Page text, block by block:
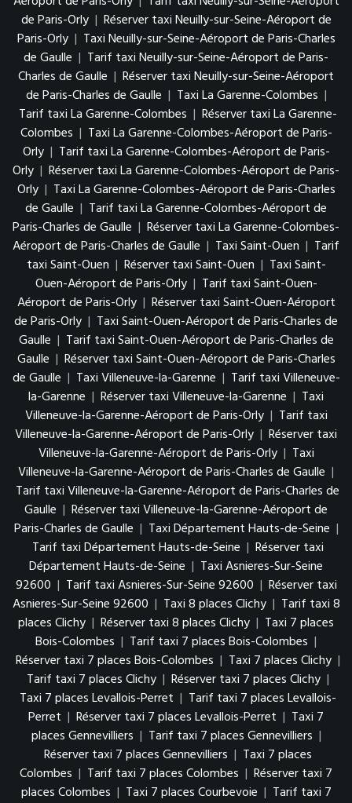
de Paris-Orly | Réserver taxi Neuilly-sur-Seine-Aéroport de
Paris-Orly | Taxi Neuilly-sur-Seine-Aéroport de Paris-Charles
de Gaulle | Tarif taxi Neuilly-sur-Seine-Aéroport de Paris-
Charles de Gaulle | Réserver taxi Neuilly-sur-Seine-Aéroport
de Paris-Charles de Gaulle | Taxi La Garenne-Colombes |
Tarif taxi La Garenne-Colombes | Réserver taxi La Garenne-
Colombes | Taxi La Garenne-Colombes-Aéroport de Paris-
Orly | Tarif taxi La Garenne-Colombes-Aéroport de Paris-
Orly | Réserver taxi La Garenne-Colombes-Aéroport de Paris-
Orly | Taxi La Garenne-Colombes-Aéroport de Paris-Charles
de Gaulle | Tarif taxi La Garenne-Colombes-Aéroport de
Paris-Charles de Gaulle | Réserver taxi La Garenne-Colombes-
Aéroport de Paris-Charles de Gaulle | Taxi Saint-Ouen | Tarif
taxi Saint-Ouen | Réserver taxi Saint-Ouen | Taxi Saint-
Ouen-Aéroport de Paris-Orly | Tarif taxi Saint-Ouen-
Aéroport de Paris-Orly | Réserver taxi Saint-Ouen-Aéroport
de Paris-Orly | Taxi Saint-Ouen-Aéroport de Paris-Charles de
Gaulle | Tarif taxi Saint-Ouen-Aéroport de Paris-Charles de
Gaulle | Réserver taxi Saint-Ouen-Aéroport de Paris-Charles
de Gaulle | Taxi Villeneuve-la-Garenne | Tarif taxi Villeneuve-
la-Garenne | Réserver taxi Villeneuve-la-Garenne | Taxi
Villeneuve-la-Garenne-Aéroport de Paris-Orly | Tarif taxi
Villeneuve-la-Garenne-Aéroport de Paris-Orly | Réserver taxi
Villeneuve-la-Garenne-Aéroport de Paris-Orly | Taxi
Villeneuve-la-Garenne-Aéroport de Paris-Charles de Gaulle |
Tarif taxi Villeneuve-la-Garenne-Aéroport de Paris-Charles de
Gaulle | Réserver taxi Villeneuve-la-Garenne-Aéroport de
Paris-Charles de Gaulle | Taxi Département Hauts-de-Seine |
Tarif taxi Département Hauts-de-Seine | Réserver taxi
Département Hauts-de-Seine | Taxi Asnieres-Sur-Seine
92600 | Tarif taxi Asnieres-Sur-Seine 92600 | Réserver taxi
Asnieres-Sur-Seine 92600 | Taxi 8 places Clichy | Tarif taxi 8
places Clichy | Réserver taxi 8 places Clichy | Taxi 7 places
Bois-Colombes | Tarif taxi 7 places Bois-Colombes |
Réserver taxi 7 places Bois-Colombes | Taxi 7 places Clichy |
Tarif taxi 7 places Clichy | Réserver taxi 7 places Clichy |
Taxi 7 places Levallois-Perret | Tarif taxi 7 places Levallois-
Perret | Réserver taxi 7 places Levallois-Perret | Taxi 7
places Gennevilliers | Tarif taxi 7 places Gennevilliers |
Réserver taxi 7 places Gennevilliers | Taxi 7 places
Colombes | Tarif taxi 7 places Colombes | Réserver taxi 7
places Colombes | Taxi 7 places Courbevoie | Tarif taxi 7